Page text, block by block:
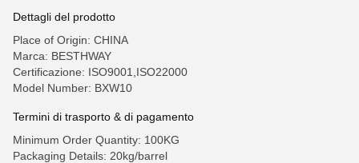
Dettagli del prodotto
Place of Origin: CHINA
Marca: BESTHWAY
Certificazione: ISO9001,ISO22000
Model Number: BXW10
Termini di trasporto & di pagamento
Minimum Order Quantity: 100KG
Packaging Details: 20kg/barrel